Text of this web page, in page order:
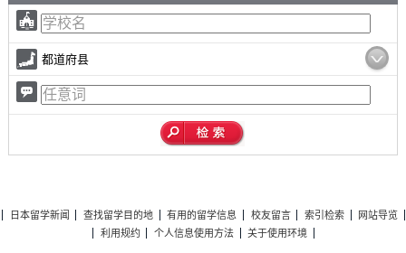
都道府县
日本留学新闻 查找留学目的地 有用的留学信息 校友留言 索引检索
网站导览
利用规约
个人信息使用方法 关于使用环境